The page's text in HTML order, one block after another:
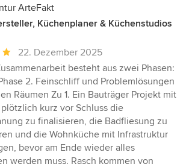
ArteFakt
Küchenplaner & Küchenstudios
22. Dezember 2025
besteht aus zwei Phasen:
2. Feinschliff und Problemlösungen
Räumen Zu 1. Ein Bauträger Projekt mit
kurz vor Schluss die
zu finalisieren, die Badfliesung zu
und die Wohnküche mit Infrastruktur
bevor am Ende wieder alles
werden muss. Rasch kommen von